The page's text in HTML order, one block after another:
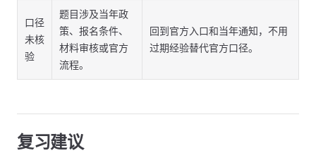
口径
未核
验
题目涉及当年政
策、报名条件、
材料审核或官方
流程。
回到官方入口和当年通知，不用
过期经验替代官方口径。
复习建议